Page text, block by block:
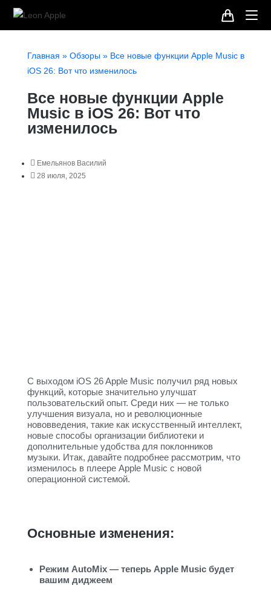
Главная » Обзоры » Все новые функции Apple Music в
iOS 26: Вот что изменилось
Все новые функции Apple
Music в iOS 26: Вот что
изменилось
Емельянов Василий
28 июля, 2025
С выходом iOS 26 Apple Music получил ряд новых
функций, которые значительно улучшат
пользовательский опыт. Среди них — не только
улучшения визуала, но и революционные
нововведения, такие как искусственный интеллект,
новые способы организации библиотеки и
дополнительные удобства для поклонников
музыки. Итак, давайте подробнее рассмотрим, что
изменилось в плеере Apple Music с новой
операционной системой.
Основные изменения:
Режим AutoMix — теперь Apple Music будет
вашим диджеем